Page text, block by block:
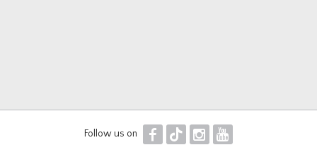
Follow us on F T I Y